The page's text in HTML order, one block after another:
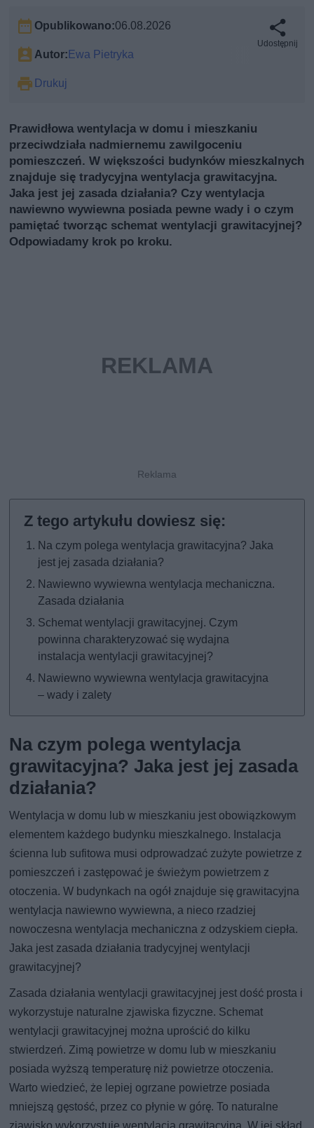
Opublikowano:06.08.2026
Autor: Ewa Pietryka
Drukuj
Udostępnij
Prawidłowa wentylacja w domu i mieszkaniu
przeciwdziała nadmiernemu zawilgoceniu
pomieszczeń. W większości budynków mieszkalnych
znajduje się tradycyjna wentylacja grawitacyjna.
Jaka jest jej zasada działania? Czy wentylacja
nawiewno wywiewna posiada pewne wady i o czym
pamiętać tworząc schemat wentylacji grawitacyjnej?
Odpowiadamy krok po kroku.
Na czym polega wentylacja grawitacyjna? Jaka
jest jej zasada działania?
Nawiewno wywiewna wentylacja mechaniczna.
Zasada działania
Schemat wentylacji grawitacyjnej. Czym
powinna charakteryzować się wydajna
instalacja wentylacji grawitacyjnej?
Nawiewno wywiewna wentylacja grawitacyjna
– wady i zalety
Na czym polega wentylacja
grawitacyjna? Jaka jest jej zasada
działania?
Wentylacja w domu lub w mieszkaniu jest obowiązkowym
elementem każdego budynku mieszkalnego. Instalacja
ścienna lub sufitowa musi odprowadzać zużyte powietrze z
pomieszczeń i zastępować je świeżym powietrzem z
otoczenia. W budynkach na ogół znajduje się grawitacyjna
wentylacja nawiewno wywiewna, a nieco rzadziej
nowoczesna wentylacja mechaniczna z odzyskiem ciepła.
Jaka jest zasada działania tradycyjnej wentylacji
grawitacyjnej?
Zasada działania wentylacji grawitacyjnej jest dość prosta i
wykorzystuje naturalne zjawiska fizyczne. Schemat
wentylacji grawitacyjnej można uprościć do kilku
stwierdzeń. Zimą powietrze w domu lub w mieszkaniu
posiada wyższą temperaturę niż powietrze otoczenia.
Warto wiedzieć, że lepiej ogrzane powietrze posiada
mniejszą gęstość, przez co płynie w górę. To naturalne